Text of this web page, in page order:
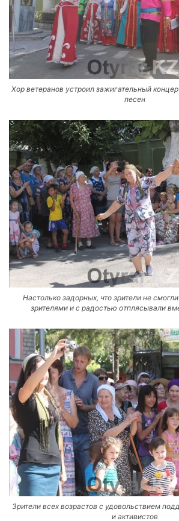
Хор ветеранов устроил зажигательный
песен
Настолько задорных, что зрители не
зрителями и с радостью отплясывали
Зрители всех возрастов с удовольствием
и активистов